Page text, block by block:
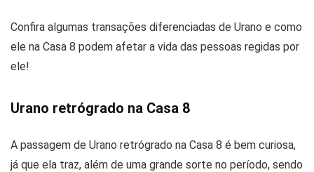
Confira algumas transações diferenciadas de Urano e como
ele na Casa 8 podem afetar a vida das pessoas regidas por
ele!
Urano retrógrado na Casa 8
A passagem de Urano retrógrado na Casa 8 é bem curiosa,
já que ela traz, além de uma grande sorte no período, sendo